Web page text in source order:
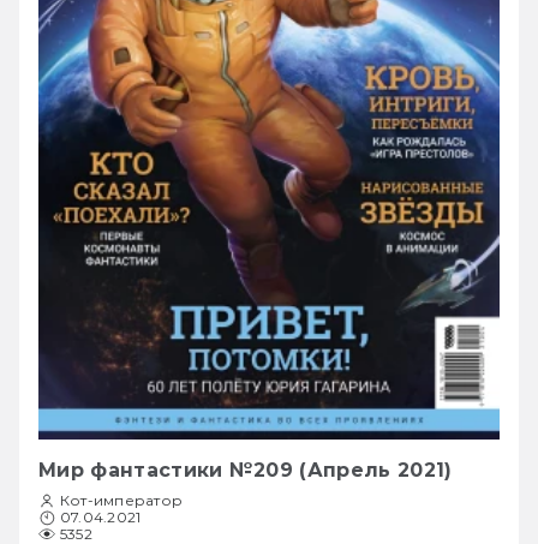
Мир фантастики №209 (Апрель 2021)
Кот-император
07.04.2021
5352